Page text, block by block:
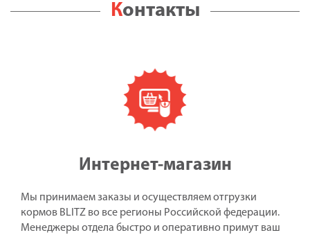
Контакты
Интернет-магазин
Мы принимаем заказы и осуществляем отгрузки
кормов BLITZ во все регионы Российской федерации.
Менеджеры отдела быстро и оперативно примут ваш